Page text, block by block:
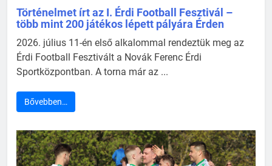
Történelmet írt az I. Érdi Football Fesztivál –
több mint 200 játékos lépett pályára Érden
2026. július 11-én első alkalommal rendeztük meg az
Érdi Football Fesztivált a Novák Ferenc Érdi
Sportközpontban. A torna már az ...
Bővebben…